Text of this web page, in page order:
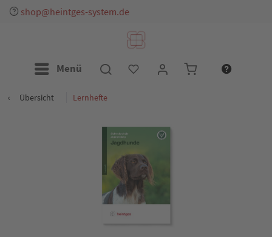
shop@heintges-system.de
Menü
Übersicht Lernhefte